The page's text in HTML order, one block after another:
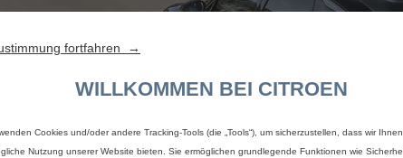
fortfahren →
WILLKOMMEN BEI CITROEN
Cookies und/oder andere Tracking-Tools (die „Tools“), um sicherzustellen, dass wir
Nutzung unserer Website bieten. Sie ermöglichen grundlegende Funktionen wie